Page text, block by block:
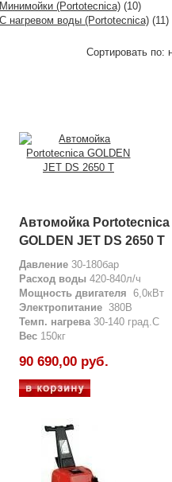
Минимойки (Portotecnica) (10)
С нагревом воды (Portotecnica) (11)
Сортировать по:
Автомойка Portotecnica
GOLDEN JET DS 2650 T
Давление 30-180бар
Расход воды 420-840л/ч
Мощность двигателя 6,0кВт
Электропитание 380В
Темп. нагрева30-140 град.С
Вес 150кг
90 690,00 руб.